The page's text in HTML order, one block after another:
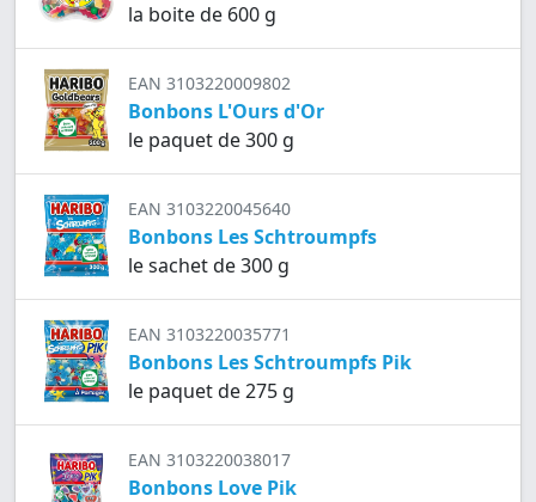
la boite de 600 g
EAN 3103220009802
Bonbons L'Ours d'Or
le paquet de 300 g
EAN 3103220045640
Bonbons Les Schtroumpfs
le sachet de 300 g
EAN 3103220035771
Bonbons Les Schtroumpfs Pik
le paquet de 275 g
EAN 3103220038017
Bonbons Love Pik